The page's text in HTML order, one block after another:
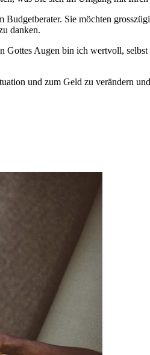
Sie möchten
danken.
Gottes Augen bin ich wertvoll,
und zum Geld zu verändern